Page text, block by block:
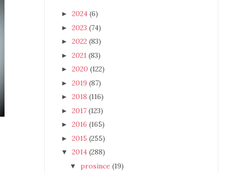
► 2024 (6)
► 2023 (74)
► 2022 (83)
► 2021 (83)
► 2020 (122)
► 2019 (87)
► 2018 (116)
► 2017 (123)
► 2016 (165)
► 2015 (255)
▼ 2014 (288)
▼ prosince (19)